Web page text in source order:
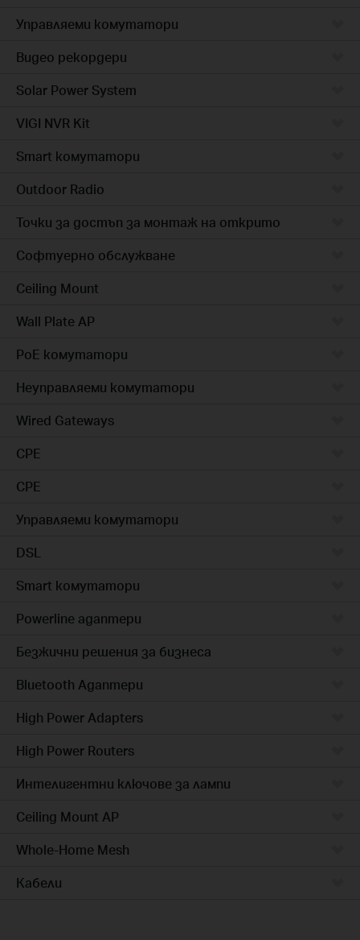
Управляеми комутатори
Видео рекордери
Solar Power System
VIGI NVR Kit
Smart комутатори
Outdoor Radio
Точки за достъп за монтаж на открито
Софтуерно обслужване
Ceiling Mount
Wall Plate AP
PoE комутатори
Неуправляеми комутатори
Wired Gateways
CPE
CPE
Управляеми комутатори
DSL
Smart комутатори
Powerline адаптери
Безжични решения за бизнеса
Bluetooth Адаптери
High Power Adapters
High Power Routers
Интелигентни ключове за лампи
Ceiling Mount AP
Whole-Home Mesh
Кабели